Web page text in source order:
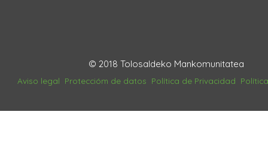
© 2018 Tolosaldeko Mankomunitatea
Aviso legal Proteccióm de datos Política de Privacidad